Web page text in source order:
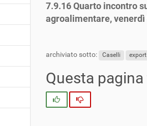
7.9.16 Quarto incontro
agroalimentare,
archiviato sotto: Caselli export
Questa
Si